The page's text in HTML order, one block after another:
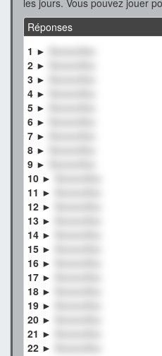
les jours. Vous pouvez jouer
Réponses
1 ►
2 ►
3 ►
4 ►
5 ►
6 ►
7 ►
8 ►
9 ►
10 ►
11 ►
12 ►
13 ►
14 ►
15 ►
16 ►
17 ►
18 ►
19 ►
20 ►
21 ►
22 ►